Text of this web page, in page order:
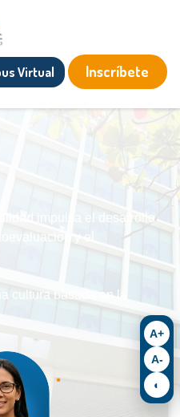
Virtual Inscríbete
impulsa el desarrollo
y el
cultura basada en la
A+
A-
◐